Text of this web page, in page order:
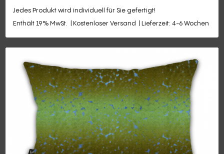
Jedes Produkt wird individuell für Sie gefertigt!
Enthält 19% MwSt.
Kostenloser Versand Lieferzeit: 4-6 Wochen